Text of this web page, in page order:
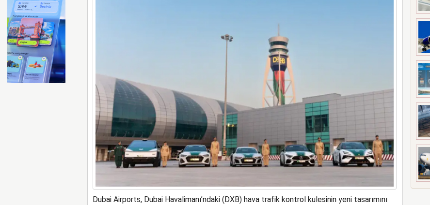
Dubai Airports, Dubai Havalimanı’ndaki (DXB) hava trafik kontrol kulesinin yeni tasarımını